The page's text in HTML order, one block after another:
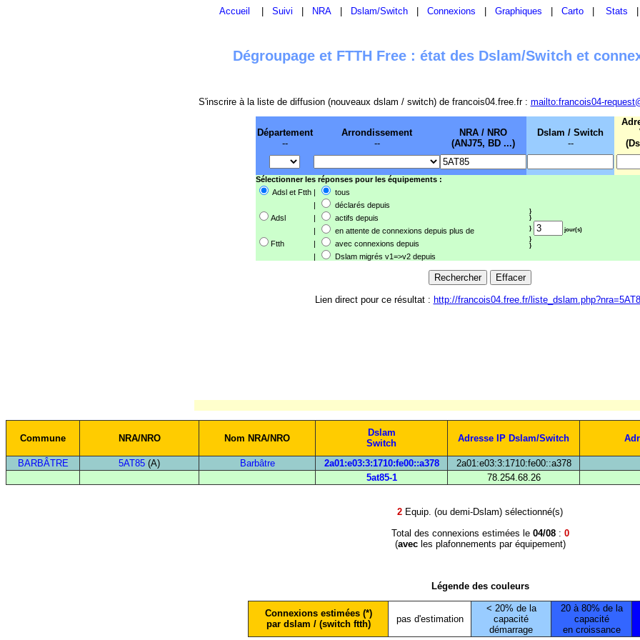
Accueil Suivi NRA Dslam/Switch Connexions Graphiques Carto Stats
Dégroupage et FTTH Free : état des Dslam/Switch et
S'inscrire à la liste de diffusion (nouveaux dslam / switch) de francois04.free.fr : mailto:francois04-
Département
--
Arrondissement
--
NRA / NRO
(ANJ75, BD ...)
Dslam / Switch
--
Sélectionner les réponses pour les équipements :
Adsl et Ftth |
tous
|
déclarés depuis
}
}
}
jour(s)
}
}
Adsl |
actifs depuis
|
en attente de connexions depuis plus de
Ftth
|
avec connexions depuis
|
Dslam migrés v1=>v2 depuis
Lien direct pour ce résultat : http://francois04.free.fr/
Commune NRA/NRO Nom NRA/NRO
Dslam
Switch
Adresse IP Dslam/Switch
BARBÂTRE
5AT85 (A) Barbâtre 2a01:e03:3:1710:fe00::a378 2a01:e03:3:1710:fe00::a378
5at85-1
78.254.68.26
2 Equip. (ou demi-Dslam) sélectionné(s)
Total des connexions estimées le 04/08: 0
(avecles plafonnements par équipement)
Légende des couleurs
Connexions estimées (*)
par dslam / (switch ftth)
pas d'estimation
< 20% de la
capacité
démarrage
20 à 80% de la
capacité
en croissance